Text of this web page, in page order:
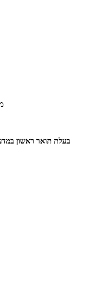
בעלת תואר ראשון